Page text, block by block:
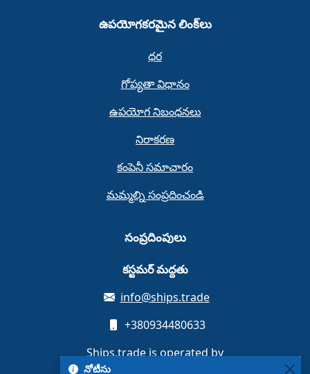
ఉపయోగకరమైన లింక్‌లు
ధర
గోప్యతా విధానం
ఉపయోగ నిబంధనలు
నిరాకరణ
కంపెనీ సమాచారం
మమ్మల్ని సంప్రదించండి
సంప్రదింపులు
కస్టమర్ మద్దతు
info@ships.trade
+380934480633
Ships.trade is operated by
MB Unit media platform
నోటీసు